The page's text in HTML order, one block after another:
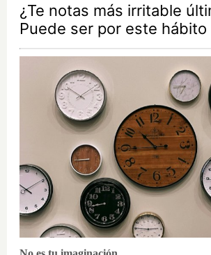
¿Te notas más irritable
Puede ser por este hábito